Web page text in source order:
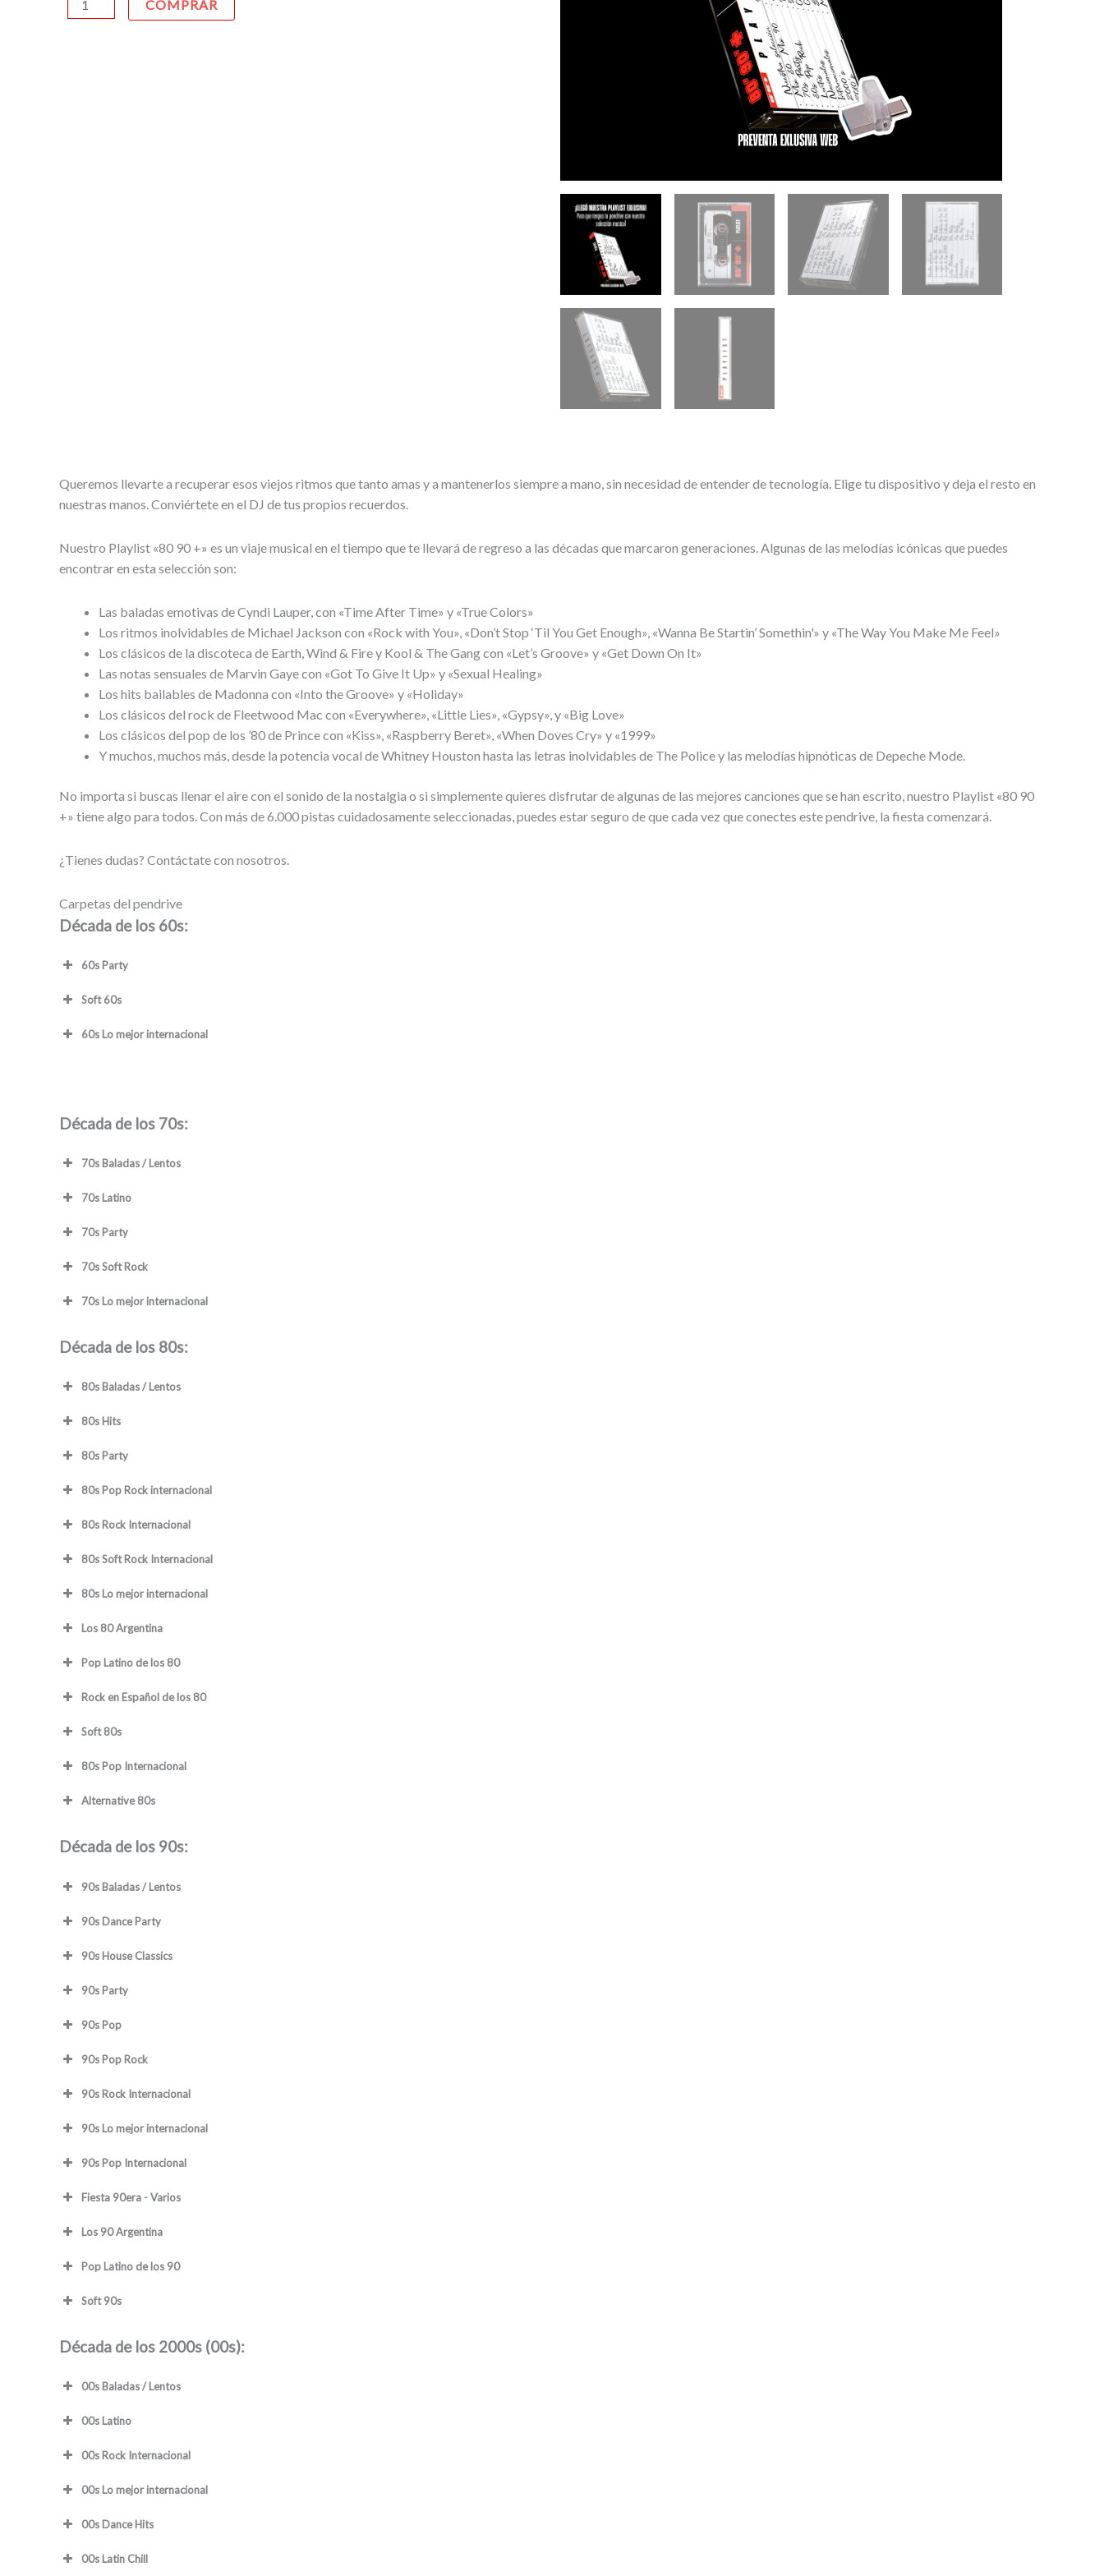
cantidad
COMPRAR
Queremos llevarte a recuperar esos viejos ritmos que tanto amas y a mantenerlos siempre a mano, sin necesidad de entender de tecnología. Elige tu dispositivo y deja el resto en
nuestras manos. Conviértete en el DJ de tus propios recuerdos.
Nuestro Playlist «80 90 +» es un viaje musical en el tiempo que te llevará de regreso a las décadas que marcaron generaciones. Algunas de las melodías icónicas que puedes
encontrar en esta selección son:
Las baladas emotivas de Cyndi Lauper, con «Time After Time» y «True Colors»
Los ritmos inolvidables de Michael Jackson con «Rock with You», «Don’t Stop ‘Til You Get Enough», «Wanna Be Startin’ Somethin'» y «The Way You Make Me Feel»
Los clásicos de la discoteca de Earth, Wind & Fire y Kool & The Gang con «Let’s Groove» y «Get Down On It»
Las notas sensuales de Marvin Gaye con «Got To Give It Up» y «Sexual Healing»
Los hits bailables de Madonna con «Into the Groove» y «Holiday»
Los clásicos del rock de Fleetwood Mac con «Everywhere», «Little Lies», «Gypsy», y «Big Love»
Los clásicos del pop de los ’80 de Prince con «Kiss», «Raspberry Beret», «When Doves Cry» y «1999»
Y muchos, muchos más, desde la potencia vocal de Whitney Houston hasta las letras inolvidables de The Police y las melodías hipnóticas de Depeche Mode.
No importa si buscas llenar el aire con el sonido de la nostalgia o si simplemente quieres disfrutar de algunas de las mejores canciones que se han escrito, nuestro Playlist «80 90
+» tiene algo para todos. Con más de 6.000 pistas cuidadosamente seleccionadas, puedes estar seguro de que cada vez que conectes este pendrive, la fiesta comenzará.
¿Tienes dudas? Contáctate con nosotros.
Carpetas del pendrive
Década de los 60s:
60s Party
Soft 60s
60s Lo mejor internacional
Década de los 70s:
70s Baladas / Lentos
70s Latino
70s Party
70s Soft Rock
70s Lo mejor internacional
Década de los 80s:
80s Baladas / Lentos
80s Hits
80s Party
80s Pop Rock internacional
80s Rock Internacional
80s Soft Rock Internacional
80s Lo mejor internacional
Los 80 Argentina
Pop Latino de los 80
Rock en Español de los 80
Soft 80s
80s Pop Internacional
Alternative 80s
Década de los 90s:
90s Baladas / Lentos
90s Dance Party
90s House Classics
90s Party
90s Pop
90s Pop Rock
90s Rock Internacional
90s Lo mejor internacional
90s Pop Internacional
Fiesta 90era - Varios
Los 90 Argentina
Pop Latino de los 90
Soft 90s
Década de los 2000s (00s):
00s Baladas / Lentos
00s Latino
00s Rock Internacional
00s Lo mejor internacional
00s Dance Hits
00s Latin Chill